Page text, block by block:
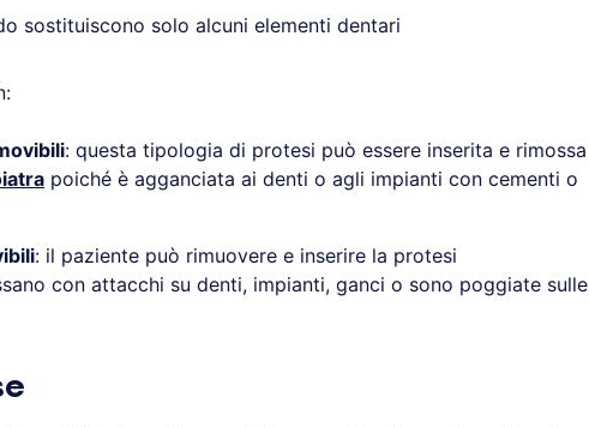
sostituiscono solo alcuni elementi dentari
: questa tipologia di protesi può essere inserita e rimossa
poiché è agganciata ai denti o agli impianti con cementi o
: il paziente può rimuovere e inserire la protesi
con attacchi su denti, impianti, ganci o sono poggiate sulle